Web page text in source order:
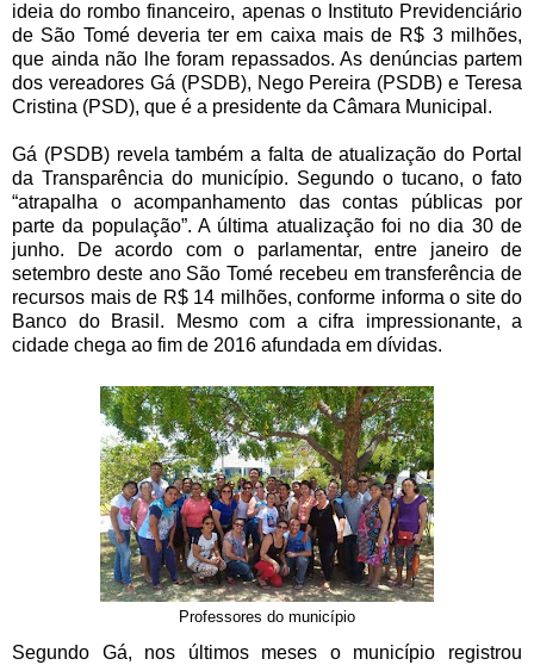
ideia do rombo financeiro, apenas o Instituto Previdenciário
de São Tomé deveria ter em caixa mais de R$ 3 milhões,
que ainda não lhe foram repassados. As denúncias partem
dos vereadores Gá (PSDB), Nego Pereira (PSDB) e Teresa
Cristina (PSD), que é a presidente da Câmara Municipal.
Gá (PSDB) revela também a falta de atualização do Portal
da Transparência do município. Segundo o tucano, o fato
“atrapalha o acompanhamento das contas públicas por
parte da população”. A última atualização foi no dia 30 de
junho. De acordo com o parlamentar, entre janeiro de
setembro deste ano São Tomé recebeu em transferência de
recursos mais de R$ 14 milhões, conforme informa o site do
Banco do Brasil. Mesmo com a cifra impressionante, a
cidade chega ao fim de 2016 afundada em dívidas.
Professores do município
Segundo Gá, nos últimos meses o município registrou